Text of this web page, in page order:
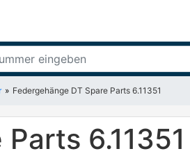
Federgehänge DT Spare Parts 6.11351
6.11351